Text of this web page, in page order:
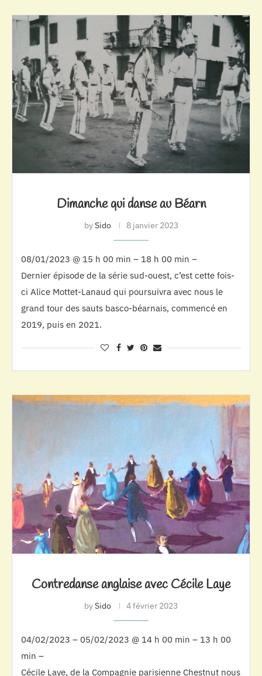
Dimanche qui danse au Béarn
bySido 8 janvier 2023
08/01/2023 @ 15 h 00 min – 18 h 00 min –
Dernier épisode de la série sud-ouest, c’est cette fois-
ci Alice Mottet-Lanaud qui poursuivra avec nous le
grand tour des sauts basco-béarnais, commencé en
2019, puis en 2021.
Contredanse anglaise avec Cécile Laye
bySido 4 février 2023
04/02/2023 – 05/02/2023 @ 14 h 00 min – 13 h 00
min –
Cécile Laye, de la Compagnie parisienne Chestnut nous